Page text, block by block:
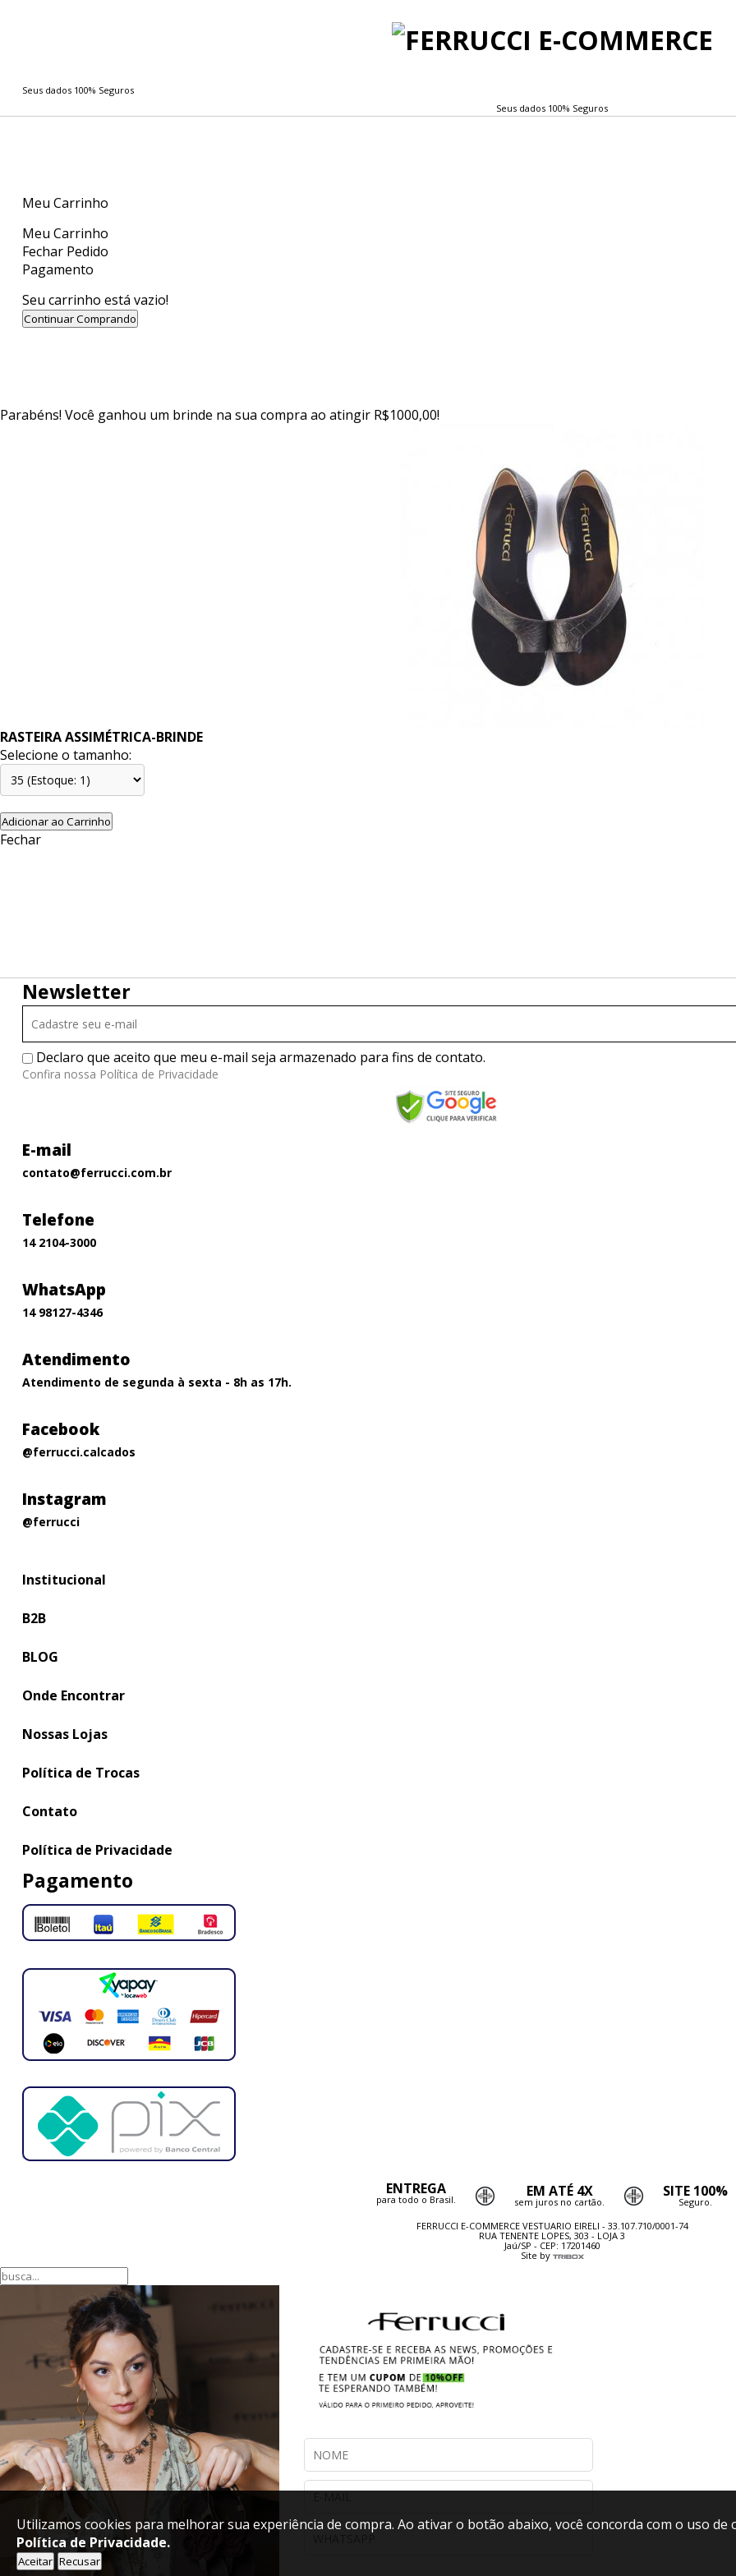
Seus dados 100% Seguros
Seus dados 100% Seguros
Meu Carrinho
Meu Carrinho
Fechar Pedido
Pagamento
Seu carrinho está vazio!
Continuar Comprando
Parabéns! Você ganhou um brinde na sua compra ao atingir R$1000,00!
RASTEIRA ASSIMÉTRICA-BRINDE
Selecione o tamanho:
Adicionar ao Carrinho
Fechar
Utilizamos cookies para melhorar sua experiência de compra. Ao ativar o botão abaixo, você concorda com o uso
Política de Privacidade.
Aceitar Recusar
Newsletter
Declaro que aceito que meu e-mail seja armazenado para fins de contato.
Confira nossa Política de Privacidade
E-mail
contato@ferrucci.com.br
Telefone
14 2104-3000
WhatsApp
14 98127-4346
Atendimento
Atendimento de segunda à sexta - 8h as 17h.
Facebook
@ferrucci.calcados
Instagram
@ferrucci
Institucional
B2B
BLOG
Onde Encontrar
Nossas Lojas
Política de Trocas
Contato
Política de Privacidade
Pagamento
ENTREGA
para todo o Brasil. EM ATÉ 4X
sem juros no cartão.
SITE 100%
Seguro.
FERRUCCI E-COMMERCE VESTUARIO EIRELI - 33.107.710/0001-74
RUA TENENTE LOPES, 303 - LOJA 3
Jaú/SP - CEP: 17201460
Site by